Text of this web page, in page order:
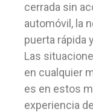
cerrada sin
automóvil, la
puerta rápida
Las
en cualquier
es en estos
experiencia